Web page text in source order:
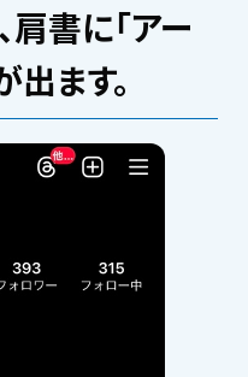
肩書に「アー
出ます。